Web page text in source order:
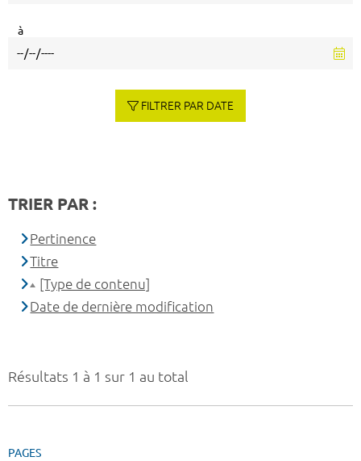
Résultats 1 à 1 sur 1 au total
PAGES
à
FILTRER PAR DATE
TRIER PAR :
Pertinence
Titre
[Type de contenu]
Date de dernière modification